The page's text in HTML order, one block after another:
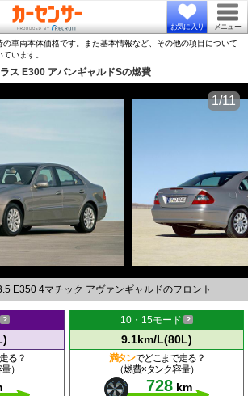
お気に入り メニュー
車両本体価格です。また基本情報など、その他の項目について
います。
ス E300 アバンギャルドSの燃費
E350 4マチック アヴァンギャルドのフロント
1/11
る？
）
10・15モード
9.1km/L(80L)
満タンでどこまで走る？
（燃費×タンク容量）
728 km